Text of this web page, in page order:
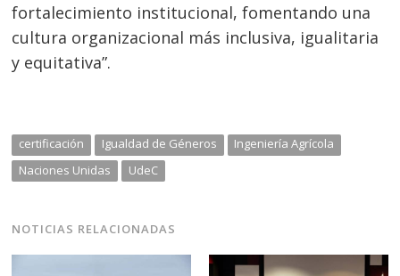
fortalecimiento institucional, fomentando una
cultura organizacional más inclusiva, igualitaria
y equitativa”.
certificación Igualdad de Géneros
Ingeniería Agrícola
Naciones Unidas
UdeC
NOTICIAS RELACIONADAS